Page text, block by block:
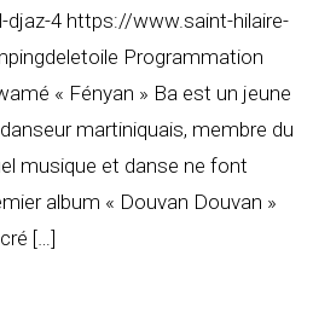
4 https://www.saint-hilaire-
Programmation
« Fényan » Ba est un jeune
martiniquais, membre du
musique et danse ne font
album « Douvan Douvan »
[…]